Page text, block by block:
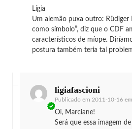
Lígia
Um alemão puxa outro: Rüdiger
como símbolo”, diz que o CDF
característicos de míope.
postura também teria tal
ligiafascioni
Publicado em 2011-10-16
Oi, Marciane!
Será que essa imagem